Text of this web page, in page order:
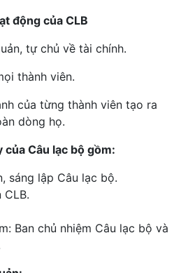
động của CLB
tự chủ về tài chính.
thành viên.
từng thành viên tạo ra
dòng họ.
Câu lạc bộ gồm:
sáng lập Câu lạc bộ.
Ban chủ nhiệm Câu lạc bộ và